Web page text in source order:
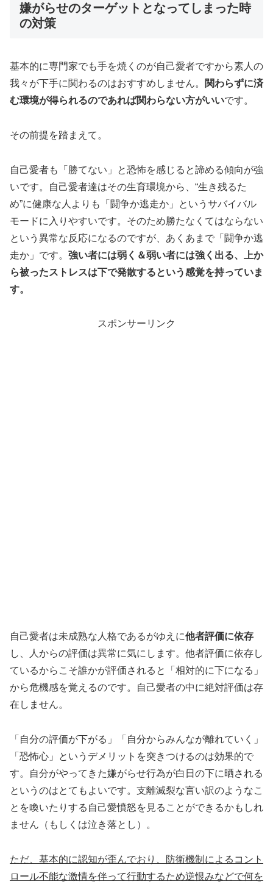
嫌がらせのターゲットとなってしまった時
の対策
基本的に専門家でも手を焼くのが自己愛者ですから素人の
我々が下手に関わるのはおすすめしません。
関わらずに済
む環境が得られるのであれば関わらない方がいいです。
その前提を踏まえて。
自己愛者も「勝てない」と恐怖を感じると諦める傾向が強
いです。自己愛者達はその生育環境から、“生き残るた
め”に健康な人よりも「闘争か逃走か」というサバイバル
モードに入りやすいです。そのため勝たなくてはならない
という異常な反応になるのですが、あくあまで「闘争か逃
走か」です。 強い者には弱く＆弱い者には強く出る、上か
ら被ったストレスは下で発散するという感覚を持っていま
す。
スポンサーリンク
自己愛者は未成熟な人格であるがゆえに他者評価に依存
し、人からの評価は異常に気にします。他者評価に依存し
ているからこそ誰かが評価されると「相対的に下になる」
から危機感を覚えるのです。自己愛者の中に絶対評価は存
在しません。
「自分の評価が下がる」「自分からみんなが離れていく」
「恐怖心」というデメリットを突きつけるのは効果的で
す。自分がやってきた嫌がらせ行為が白日の下に晒される
というのはとてもよいです。支離滅裂な言い訳のようなこ
とを喚いたりする自己愛憤怒を見ることができるかもしれ
ません（もしくは泣き落とし）。
ただ、基本的に認知が歪んでおり、防衛機制によるコント
ロール不能な激情を伴って行動するため逆恨みなどで何を